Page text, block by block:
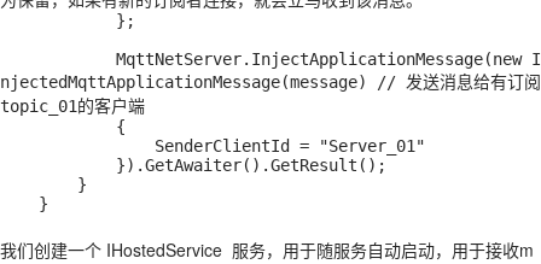
njectedMqttApplicationMessage(message) // 发送消息给有订阅
topic_01的客户端
    }
我们创建一个 IHostedService 服务，用于随服务自动启动，用于接收m